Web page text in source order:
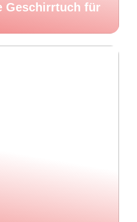
Geschirrtuch für